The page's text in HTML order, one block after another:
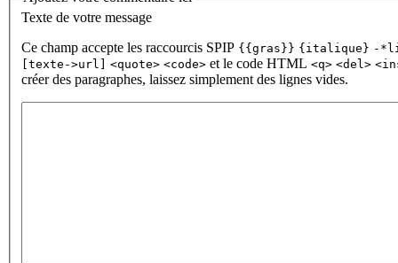
Texte de votre message
Ce champ accepte les raccourcis SPIP {{gras}} {italique} -
[texte->url]
<quote> <code> et le code HTML <q> <del>
créer des paragraphes, laissez simplement des lignes vides.